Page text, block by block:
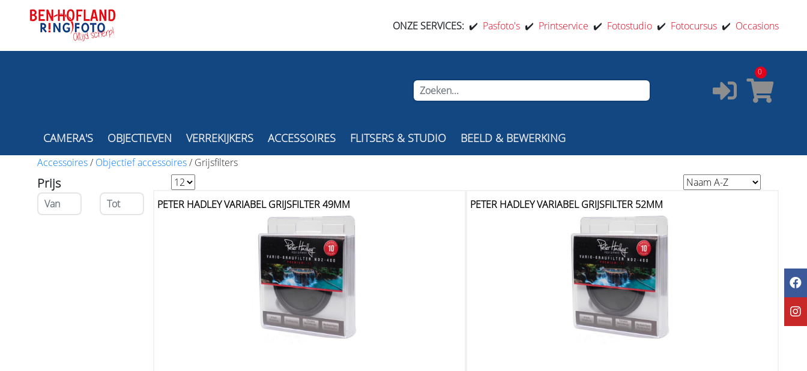
ONZE SERVICES: ✔️ Pasfoto's ✔️ Printservice ✔️ Fotostudio ✔️ Fotocursus ✔️ Occasions
0
CAMERA'S OBJECTIEVEN VERREKIJKERS ACCESSOIRES FLITSERS & STUDIO BEELD & BEWERKING
Accessoires/ Objectief accessoires/ Grijsfilters
Prijs
PETER HADLEY VARIABEL GRIJSFILTER 49MM PETER HADLEY VARIABEL GRIJSFILTER 52MM